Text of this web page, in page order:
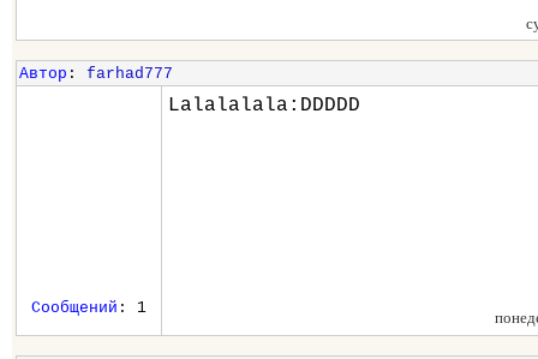
Автор : farhad777
Lalalalala:DDDDD
Сообщений : 1